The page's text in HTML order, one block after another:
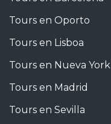
Tours en Oporto
Tours en Lisboa
Tours en Nueva York
Tours en Madrid
Tours en Sevilla